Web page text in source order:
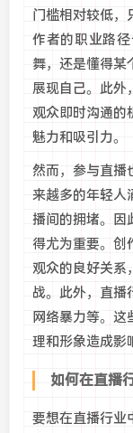
门槛相对较低，
作者的职业路
舞，还是懂得某
展现自己。此外
观众即时沟通的
魅力和吸引力。
然而，参与直播
来越多的年轻人
播间的拥堵。因
得尤为重要。创
观众的良好关系
战。此外，直播
网络暴力等。
理和形象造成影
如何在直播
要想在直播行业